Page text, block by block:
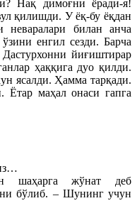
Нақ димоғни ёради-я!
қилишди. У ёқ-бу ёқдан
билан анча
енгил сезди. Барча
йиғиштирар
ҳаққига дуо қилди.
ясалди. Ҳамма тарқади.
Ётар маҳал онаси гапга
шаҳарга жўнат деб
бўлиб. – Шунинг учун